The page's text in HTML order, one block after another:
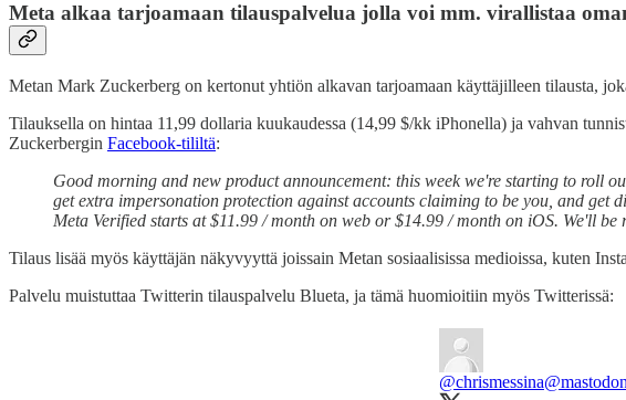
Meta alkaa tarjoamaan tilauspalvelua jolla voi mm. virallistaa
Metan Mark Zuckerberg on kertonut yhtiön alkavan tarjoamaan käyttäjilleen tilausta,
Tilauksella on hintaa 11,99 dollaria kuukaudessa (14,99 $/kk iPhonella) ja vahvan
Zuckerbergin Facebook-tililtä:
Good morning and new product announcement: this week we're starting to roll
get extra impersonation protection against accounts claiming to be you, and get
Meta Verified starts at $11.99 / month on web or $14.99 / month on iOS. We'll
Tilaus lisää myös käyttäjän näkyvyyttä joissain Metan sosiaalisissa medioissa, kuten
Palvelu muistuttaa Twitterin tilauspalvelu Blueta, ja tämä huomioitiin myös Twitterissä: